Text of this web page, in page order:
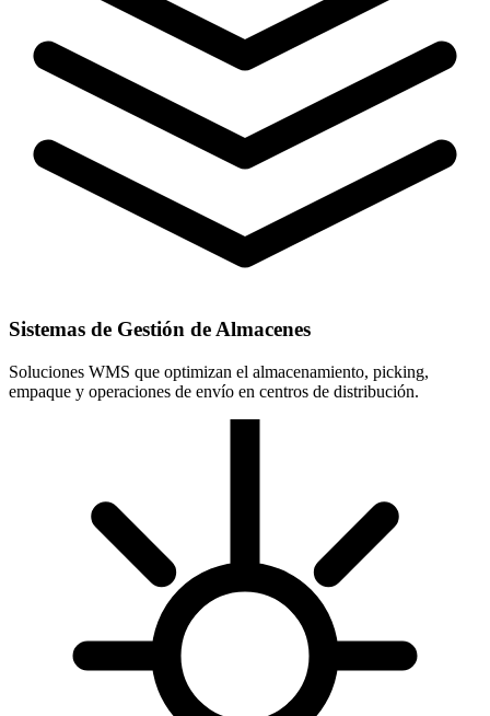
Sistemas de Gestión de Almacenes
Soluciones WMS que optimizan el almacenamiento, picking,
empaque y operaciones de envío en centros de distribución.